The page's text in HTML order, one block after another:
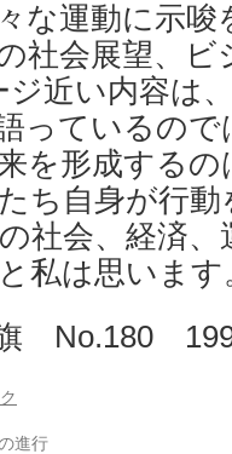
な運動に示
社会展望、
ジ近い内容は
っているの
を形成する
ち自身が行
社会、経済
私は思います
No.180
進行